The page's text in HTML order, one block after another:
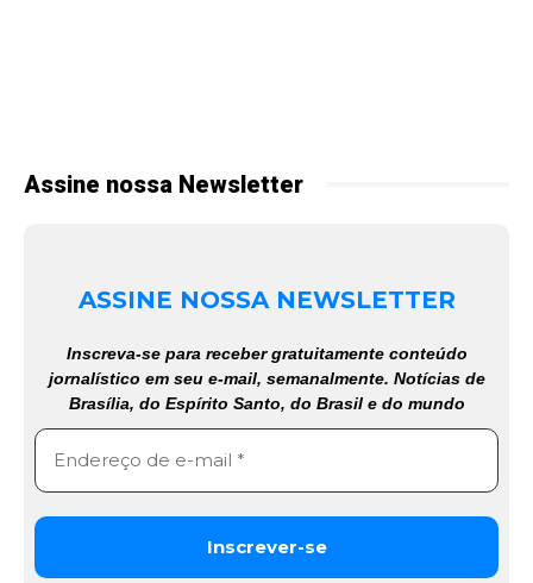
Assine nossa Newsletter
ASSINE NOSSA NEWSLETTER
Inscreva-se para receber gratuitamente conteúdo
jornalístico em seu e-mail, semanalmente. Notícias de
Brasília, do Espírito Santo, do Brasil e do mundo